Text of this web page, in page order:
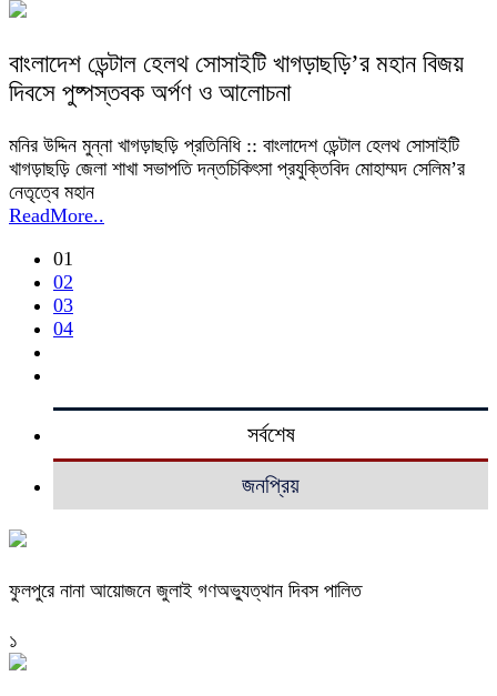
বাংলাদেশ ডেন্টাল হেলথ সোসাইটি খাগড়াছড়ি’র মহান বিজয়
দিবসে পুষ্পস্তবক অর্পণ ও আলোচনা
মনির উদ্দিন মুন্না খাগড়াছড়ি প্রতিনিধি :: বাংলাদেশ ডেন্টাল হেলথ সোসাইটি
খাগড়াছড়ি জেলা শাখা সভাপতি দন্তচিকিৎসা প্রযুক্তিবিদ মোহাম্মদ সেলিম’র
নেতৃত্বে মহান
ReadMore..
01
02
03
04
সর্বশেষ
জনপ্রিয়
ফুলপুরে নানা আয়োজনে জুলাই গণঅভ্যুত্থান দিবস পালিত
১